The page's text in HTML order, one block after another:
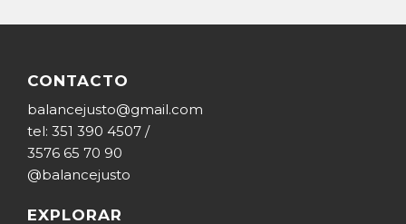
CONTACTO
balancejusto@gmail.com
tel: 351 390 4507 /
3576 65 70 90
@balancejusto
EXPLORAR